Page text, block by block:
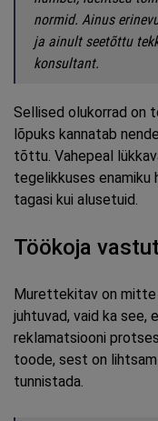
normid. Ainus
ja ainult seetõttu
konsultant.
Sellised olukorrad on
lõpuks kannatab
tõttu. Vahepeal
tegelikkuses enamiku
tagasi kui alusetuid.
Töökoja
Murettekitav on mitte
juhtuvad, vaid ka see,
reklamatsiooni
toode, sest on
tunnistada.